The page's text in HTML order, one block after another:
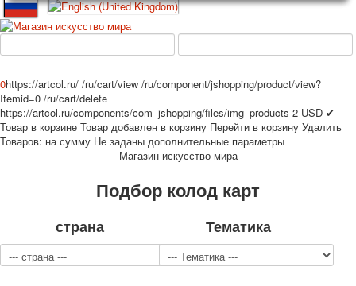
Новости О сайте Избранное
Игральные карты
Классические
Эротические рисунки
Эротические фотоколоды
Пин-ап
Политические
Нестандартные
Звери
Спорт
0https://artcol.ru/ /ru/cart/view /ru/component/jshopping/product/view?
Itemid=0 /ru/cart/delete
https://artcol.ru/components/com_jshopping/files/img_products 2 USD ✔
Товар в корзине Товар добавлен в корзину Перейти в корзину Удалить
Товаров: на сумму Не заданы дополнительные параметры
Магазин искусство мира
Подбор колод карт
страна Тематика